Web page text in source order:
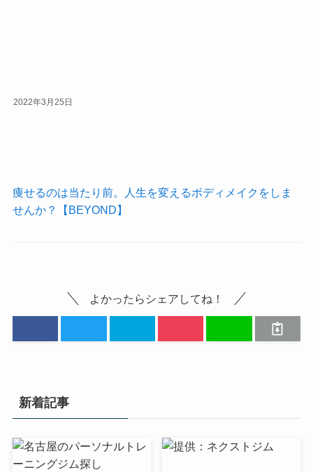
2022年3月25日
痩せるのは当たり前。人生を変えるボディメイクをしま
せんか？【BEYOND】
よかったらシェアしてね！
新着記事